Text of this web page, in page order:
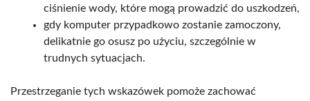
ciśnienie wody, które mogą prowadzić do uszkodzeń,
gdy komputer przypadkowo zostanie zamoczony,
delikatnie go osusz po użyciu, szczególnie w
trudnych sytuacjach.
Przestrzeganie tych wskazówek pomoże zachować